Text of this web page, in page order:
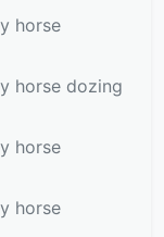
horse
horse dozing
horse
horse